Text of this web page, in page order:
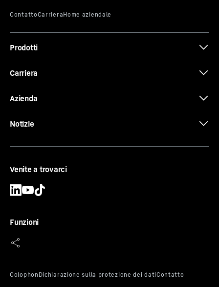
Prodotti
Carriera
Azienda
Notizie
Venite a trovarci
Funzioni